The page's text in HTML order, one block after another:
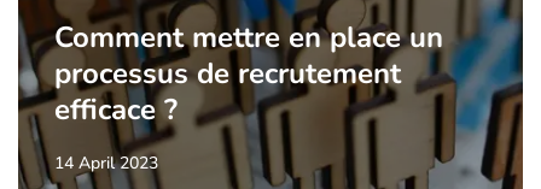
Comment mettre en place un
processus de recrutement
efficace ?
14 April 2023